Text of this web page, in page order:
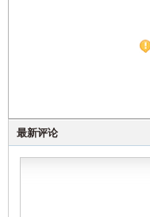
最新评论